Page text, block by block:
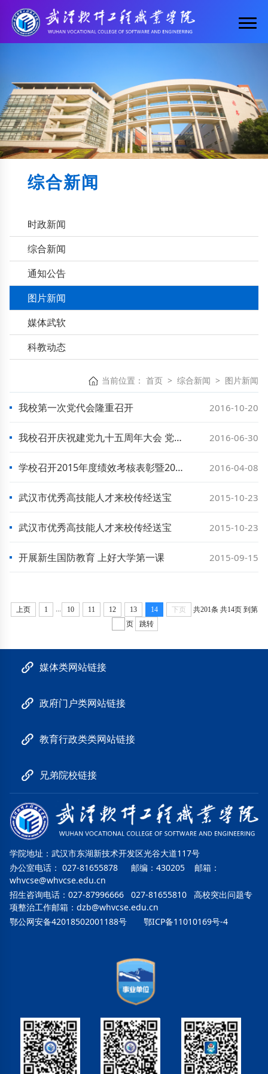
综合新闻
时政新闻
综合新闻
通知公告
图片新闻
媒体武软
科教动态
当前位置： 首页 > 综合新闻 > 图片新闻
我校第一次党代会隆重召开 2016-10-20
我校召开庆祝建党九十五周年大会 党委书记胡大平发表纪念讲话并上党课 2016-06-30
学校召开2015年度绩效考核表彰暨2016年绩效管理工作部署大会 2016-04-08
武汉市优秀高技能人才来校传经送宝 2015-10-23
武汉市优秀高技能人才来校传经送宝 2015-10-23
开展新生国防教育 上好大学第一课 2015-09-15
上页 1 ... 10 11 12 13 14 下页 共201条 共14页 到第
页
跳转
媒体类网站链接
政府门户类网站链接
教育行政类类网站链接
兄弟院校链接
学院地址：武汉市东湖新技术开发区光谷大道117号
办公室电话： 027-81655878 邮编：430205 邮箱：
whvcse@whvcse.edu.cn
招生咨询电话：027-87996666 027-81655810 高校突出问题专
项整治工作邮箱：dzb@whvcse.edu.cn
鄂公网安备42018502001188号
鄂ICP备11010169号-4